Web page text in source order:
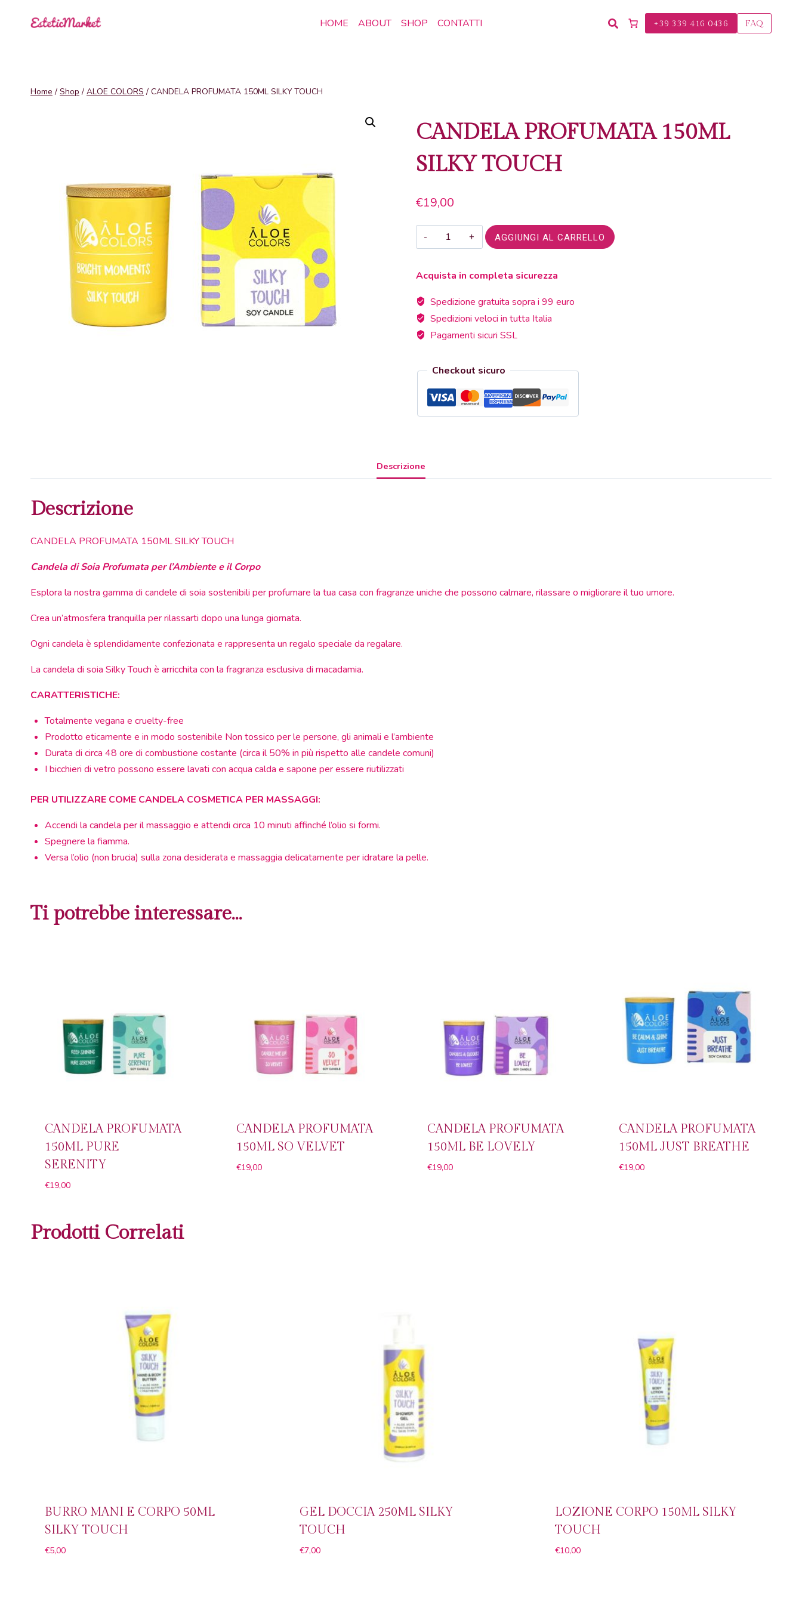
HOME ABOUT SHOP CONTATTI +39 339 416 0436 FAQ
Home / Shop / ALOE COLORS / CANDELA PROFUMATA 150ML SILKY TOUCH
CANDELA PROFUMATA 150ML
SILKY TOUCH
€19,00
CANDELA
PROFUMATA
SILKY
TOUCH
quantità
AGGIUNGI AL CARRELLO
Acquista in completa sicurezza
Spedizione gratuita sopra i 99 euro
Spedizioni veloci in tutta Italia
Pagamenti sicuri SSL
Checkout sicuro
Descrizione
Descrizione
CANDELA PROFUMATA 150ML SILKY TOUCH
Candela di Soia Profumata per l’Ambiente e il Corpo
Esplora la nostra gamma di candele di soia sostenibili per profumare la tua casa con fragranze uniche che possono calmare, rilassare o migliorare il tuo umore.
Crea un’atmosfera tranquilla per rilassarti dopo una lunga giornata.
Ogni candela è splendidamente confezionata e rappresenta un regalo speciale da regalare.
La candela di soia Silky Touch è arricchita con la fragranza esclusiva di macadamia.
CARATTERISTICHE:
Totalmente vegana e cruelty-free
Prodotto eticamente e in modo sostenibile Non tossico per le persone, gli animali e l’ambiente
Durata di circa 48 ore di combustione costante (circa il 50% in più rispetto alle candele comuni)
I bicchieri di vetro possono essere lavati con acqua calda e sapone per essere riutilizzati
PER UTILIZZARE COME CANDELA COSMETICA PER MASSAGGI:
Accendi la candela per il massaggio e attendi circa 10 minuti affinché l’olio si formi.
Spegnere la fiamma.
Versa l’olio (non brucia) sulla zona desiderata e massaggia delicatamente per idratare la pelle.
Ti potrebbe interessare…
CANDELA PROFUMATA
150ML PURE
SERENITY
€19,00
CANDELA PROFUMATA
150ML SO VELVET
€19,00
CANDELA PROFUMATA
150ML BE LOVELY
€19,00
CANDELA PROFUMATA
150ML JUST BREATHE
€19,00
Prodotti Correlati
BURRO MANI E CORPO 50ML
SILKY TOUCH
€5,00
GEL DOCCIA 250ML SILKY
TOUCH
€7,00
LOZIONE CORPO 150ML SILKY
TOUCH
€10,00